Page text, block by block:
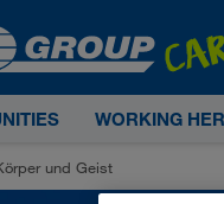
WORKING
und Geist